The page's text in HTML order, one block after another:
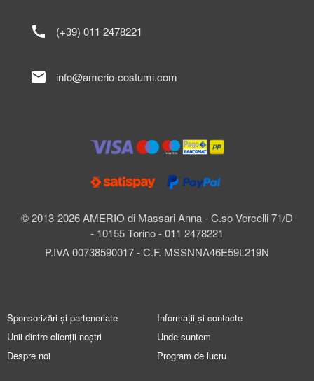
© 2013-2026 AMERIO di Massari Anna - C.so Vercelli 71/D
- 10155 Torino - 011 2478221
P.IVA 00738590017 - C.F. MSSNNA46E59L219N
call (+39) 011 2478221
mail info@amerio-costumi.com
Sponsorizări și parteneriate
Unii dintre clienții noștri
Despre noi
Informații și contacte
Unde suntem
Program de lucru